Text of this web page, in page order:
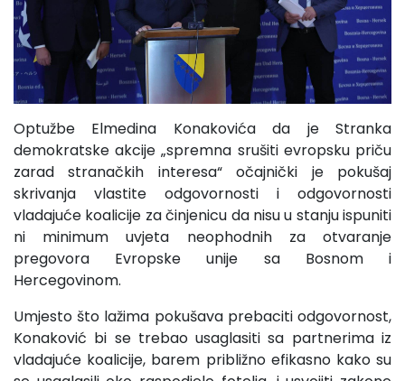
Optužbe Elmedina Konakovića da je Stranka
demokratske akcije „spremna srušiti evropsku priču
zarad stranačkih interesa“ očajnički je pokušaj
skrivanja vlastite odgovornosti i odgovornosti
vladajuće koalicije za činjenicu da nisu u stanju ispuniti
ni minimum uvjeta neophodnih za otvaranje
pregovora Evropske unije sa Bosnom i
Hercegovinom.
Umjesto što lažima pokušava prebaciti odgovornost,
Konaković bi se trebao usaglasiti sa partnerima iz
vladajuće koalicije, barem približno efikasno kako su